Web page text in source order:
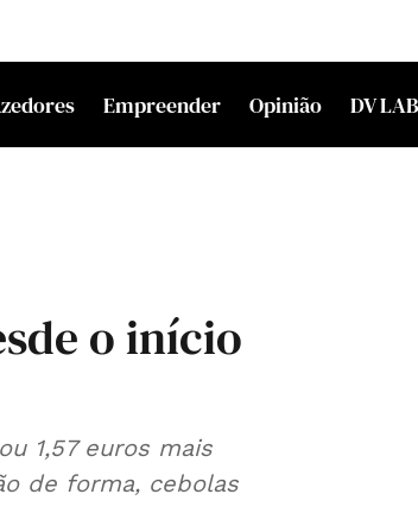
Empreender Opinião DV LAB
o início
1,57 euros mais
de forma, cebolas